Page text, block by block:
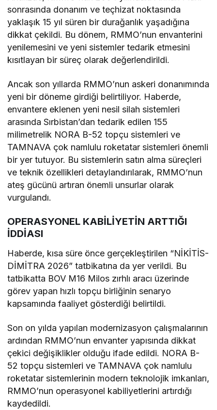
sonrasında donanım ve teçhizat noktasında
yaklaşık 15 yıl süren bir durağanlık yaşadığına
dikkat çekildi. Bu dönem, RMMO’nun envanterini
yenilemesini ve yeni sistemler tedarik etmesini
kısıtlayan bir süreç olarak değerlendirildi.
Ancak son yıllarda RMMO’nun askeri donanımında
yeni bir döneme girdiği belirtiliyor. Haberde,
envantere eklenen yeni nesil silah sistemleri
arasında Sırbistan’dan tedarik edilen 155
milimetrelik NORA B-52 topçu sistemleri ve
TAMNAVA çok namlulu roketatar sistemleri önemli
bir yer tutuyor. Bu sistemlerin satın alma süreçleri
ve teknik özellikleri detaylandırılarak, RMMO’nun
ateş gücünü artıran önemli unsurlar olarak
vurgulandı.
OPERASYONEL KABİLİYETİN ARTTIĞI
İDDİASI
Haberde, kısa süre önce gerçekleştirilen “NİKİTİS-
DİMİTRA 2026” tatbikatına da yer verildi. Bu
tatbikatta BOV M16 Milos zırhlı aracı üzerinde
görev yapan hızlı topçu birliğinin senaryo
kapsamında faaliyet gösterdiği belirtildi.
Son on yılda yapılan modernizasyon çalışmalarının
ardından RMMO’nun envanter yapısında dikkat
çekici değişiklikler olduğu ifade edildi. NORA B-
52 topçu sistemleri ve TAMNAVA çok namlulu
roketatar sistemlerinin modern teknolojik imkanları,
RMMO’nun operasyonel kabiliyetlerini artırdığı
kaydedildi.